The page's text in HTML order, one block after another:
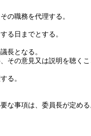
の職務を代理する。
る日までとする。
長となる。
その意見又は説明を聴くこ
る。
な事項は、委員長が定める